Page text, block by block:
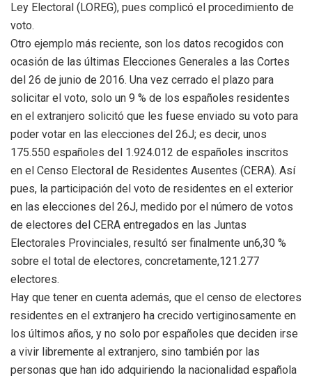
Ley Electoral (LOREG), pues complicó el procedimiento de
voto.
Otro ejemplo más reciente, son los datos recogidos con
ocasión de las últimas Elecciones Generales a las Cortes
del 26 de junio de 2016. Una vez cerrado el plazo para
solicitar el voto, solo un 9 % de los españoles residentes
en el extranjero solicitó que les fuese enviado su voto para
poder votar en las elecciones del 26J; es decir, unos
175.550 españoles del 1.924.012 de españoles inscritos
en el Censo Electoral de Residentes Ausentes (CERA). Así
pues, la participación del voto de residentes en el exterior
en las elecciones del 26J, medido por el número de votos
de electores del CERA entregados en las Juntas
Electorales Provinciales, resultó ser finalmente un6,30 %
sobre el total de electores, concretamente,121.277
electores.
Hay que tener en cuenta además, que el censo de electores
residentes en el extranjero ha crecido vertiginosamente en
los últimos años, y no solo por españoles que deciden irse
a vivir libremente al extranjero, sino también por las
personas que han ido adquiriendo la nacionalidad española